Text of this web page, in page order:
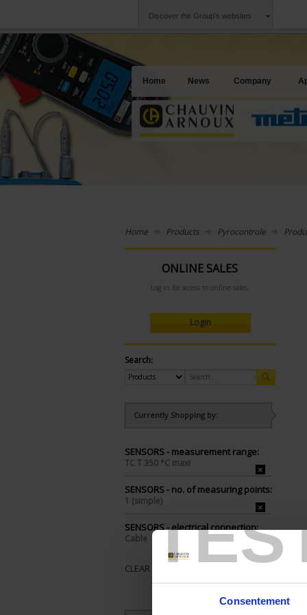
Consentement
Discover the Group's websites
Home News Company
Home Products Pyrocontrole
ONLINE SALES
Log in for access to online sales.
Login
Search:
Currently Shopping by:
SENSORS - measurement range:
TC T 350 °C maxi
SENSORS - no. of measuring points:
1 (simple)
SENSORS - electrical connection:
Cable
CLEAR ALL